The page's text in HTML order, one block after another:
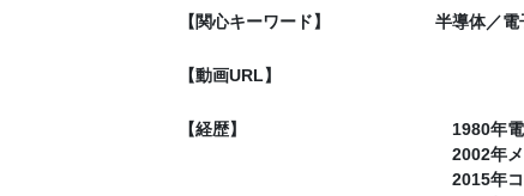
【関心キーワード】 半導体／電
【動画URL】
【経歴】
1980年電
2002年メ
2015年コ